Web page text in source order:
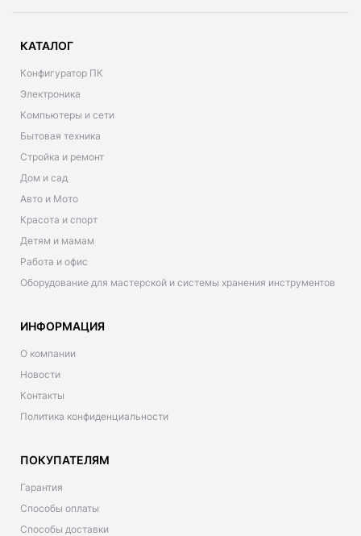
КАТАЛОГ
Конфигуратор ПК
Электроника
Компьютеры и сети
Бытовая техника
Стройка и ремонт
Дом и сад
Авто и Мото
Красота и спорт
Детям и мамам
Работа и офис
Оборудование для мастерской и системы хранения инструментов
ИНФОРМАЦИЯ
О компании
Новости
Контакты
Политика конфиденциальности
ПОКУПАТЕЛЯМ
Гарантия
Способы оплаты
Способы доставки